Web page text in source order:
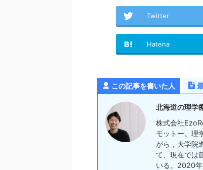
Twitter
Hatena
この記事を書いた人
北海道の理学
株式会社
モットー。理
がら，大学院
て、現在では
いる。2020